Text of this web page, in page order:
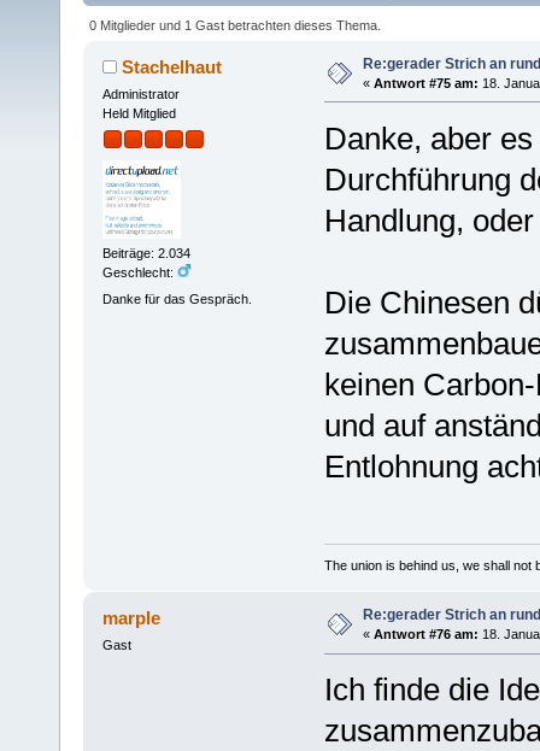
0 Mitglieder und 1 Gast betrachten dieses Thema.
Stachelhaut
Administrator
Held Mitglied
Beiträge: 2.034
Geschlecht:
Danke für das Gespräch.
Re:gerader Strich an
« Antwort #75 am: 18.
Danke, aber
Durchführung
Handlung,
Die Chinesen
keinen
und auf
Entlohnung
The union is behind us, we shall not
marple
Gast
Re:gerader Strich an
« Antwort #76 am: 18.
Ich finde die